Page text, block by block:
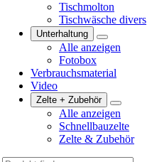
Tischmolton
Tischwäsche divers
Unterhaltung
Alle anzeigen
Fotobox
Verbrauchsmaterial
Video
Zelte + Zubehör
Alle anzeigen
Schnellbauzelte
Zelte & Zubehör